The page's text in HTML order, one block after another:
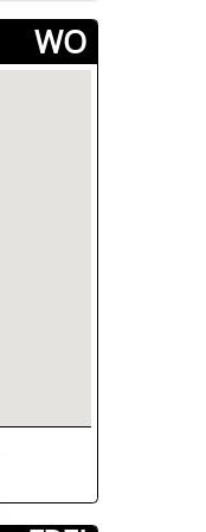
­WO